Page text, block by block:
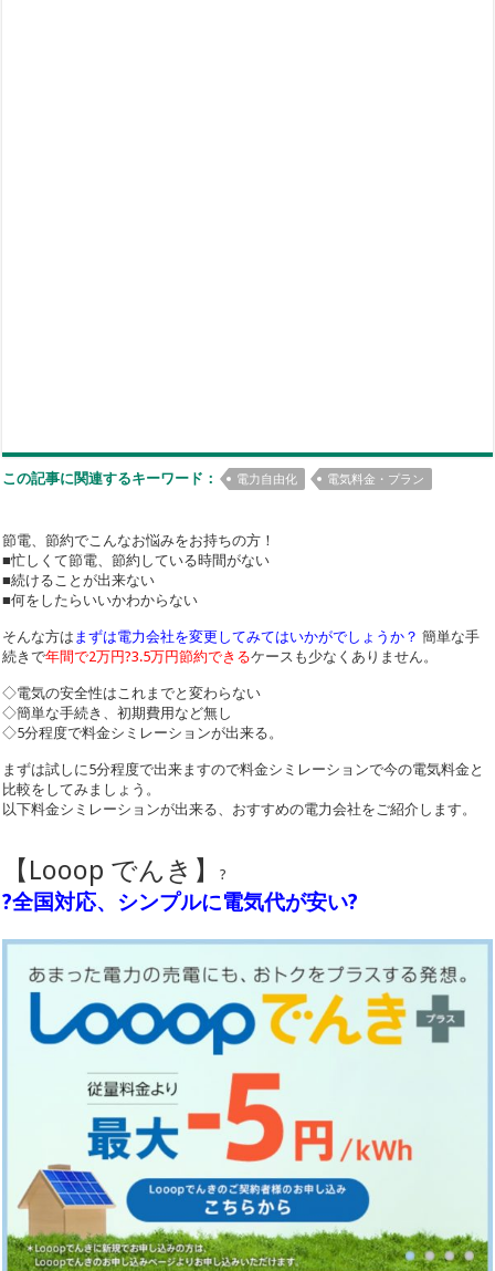
この記事に関連するキーワード： 電力自由化 電気料金・プラン
節電、節約でこんなお悩みをお持ちの方！
■忙しくて節電、節約している時間がない
■続けることが出来ない
■何をしたらいいかわからない
そんな方は まずは電力会社を変更してみてはいかがでしょうか？ 簡単な手
続きで年間で2万円?3.5万円節約できるケースも少なくありません。
◇電気の安全性はこれまでと変わらない
◇簡単な手続き、初期費用など無し
◇5分程度で料金シミレーションが出来る。
まずは試しに5分程度で出来ますので料金シミレーションで今の電気料金と
比較をしてみましょう。
以下料金シミレーションが出来る、おすすめの電力会社をご紹介します。
【Looop でんき】?
?全国対応、シンプルに電気代が安い?